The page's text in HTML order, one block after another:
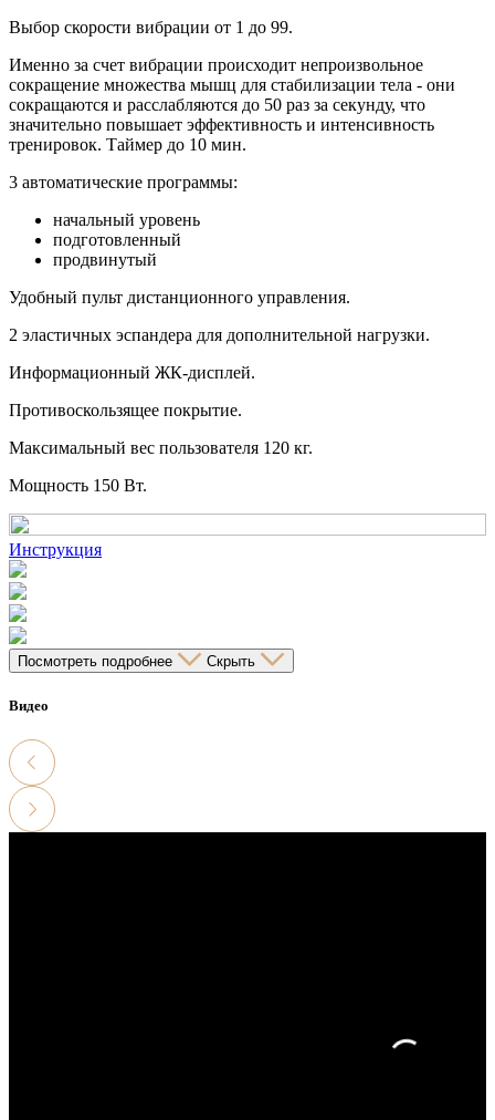
Выбор скорости вибрации от 1 до 99.
Именно за счет вибрации происходит непроизвольное
сокращение множества мышц для стабилизации тела - они
сокращаются и расслабляются до 50 раз за секунду, что
значительно повышает эффективность и интенсивность
тренировок. Таймер до 10 мин.
3 автоматические программы:
начальный уровень
подготовленный
продвинутый
Удобный пульт дистанционного управления.
2 эластичных эспандера для дополнительной нагрузки.
Информационный ЖК-дисплей.
Противоскользящее покрытие.
Максимальный вес пользователя 120 кг.
Мощность 150 Вт.
Инструкция
Посмотреть подробнее Скрыть
Видео